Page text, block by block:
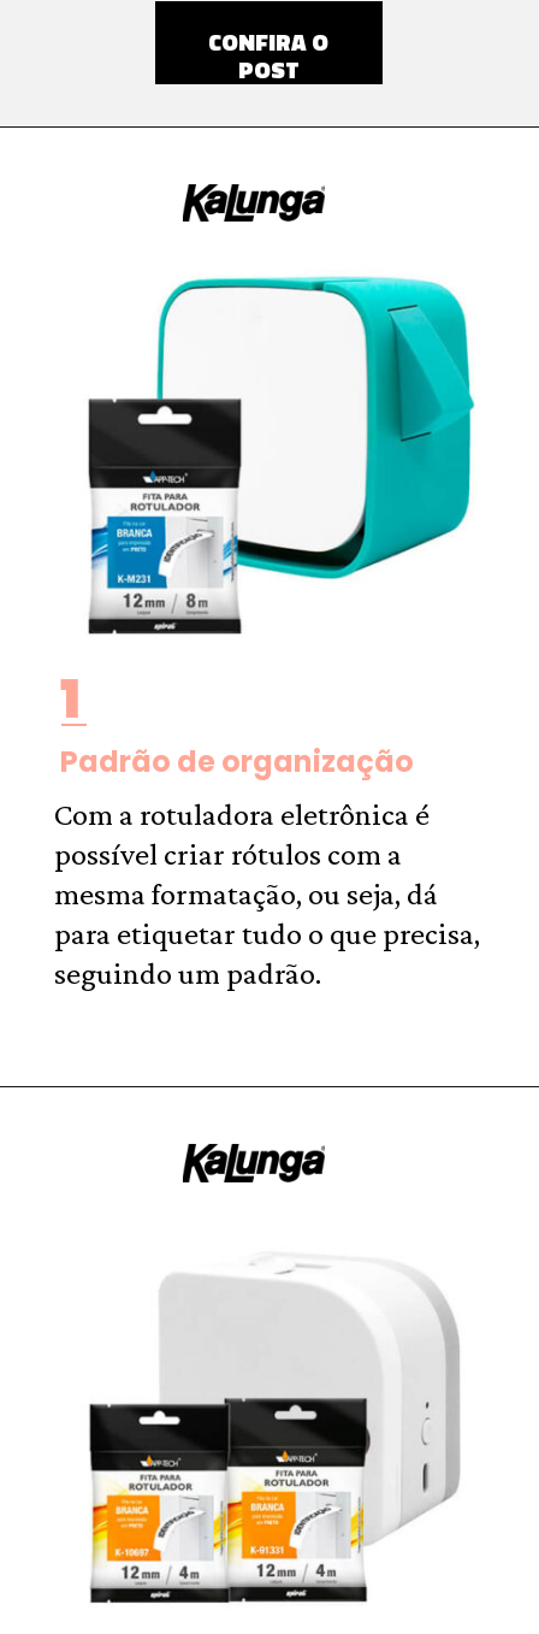
CONFIRA O
POST
1
Padrão de organização
Com a rotuladora eletrônica é
possível criar rótulos com a
mesma formatação, ou seja, dá
para etiquetar tudo o que precisa,
seguindo um padrão.